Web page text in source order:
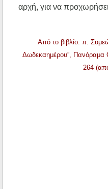
αρχή, για να
Από το βιβλίο: π.
Δωδεκαημέρου”, Πανόραμα
264